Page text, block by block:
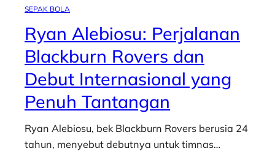
SEPAK BOLA
Ryan Alebiosu: Perjalanan
Blackburn Rovers dan
Debut Internasional yang
Penuh Tantangan
Ryan Alebiosu, bek Blackburn Rovers berusia 24
tahun, menyebut debutnya untuk timnas…